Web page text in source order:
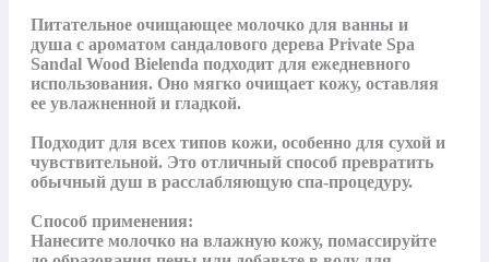
Питательное очищающее молочко для ванны и
душа с ароматом сандалового дерева Private Spa
Sandal Wood Bielenda подходит для ежедневного
использования. Оно мягко очищает кожу, оставляя
ее увлажненной и гладкой.
Подходит для всех типов кожи, особенно для сухой и
чувствительной. Это отличный способ превратить
обычный душ в расслабляющую спа-процедуру.
Способ применения:
Нанесите молочко на влажную кожу, помассируйте